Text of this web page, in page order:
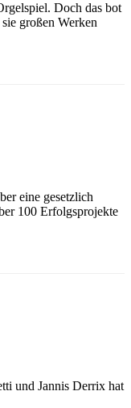
Doch das bot
großen Werken
eine gesetzlich
100 Erfolgsprojekte
und Jannis Derrix hat